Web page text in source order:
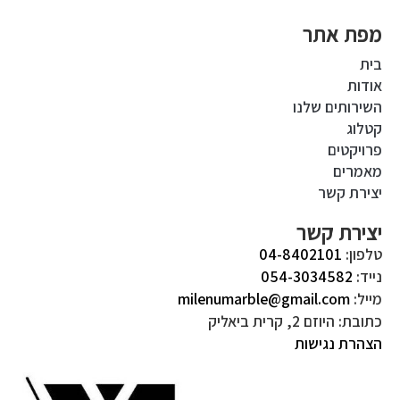
מפת אתר
בית
אודות
השירותים שלנו
קטלוג
פרויקטים
מאמרים
יצירת קשר
יצירת קשר
טלפון: 04-8402101
נייד: 054-3034582
מייל: milenumarble@gmail.com
כתובת: היוזם 2, קרית ביאליק
הצהרת נגישות